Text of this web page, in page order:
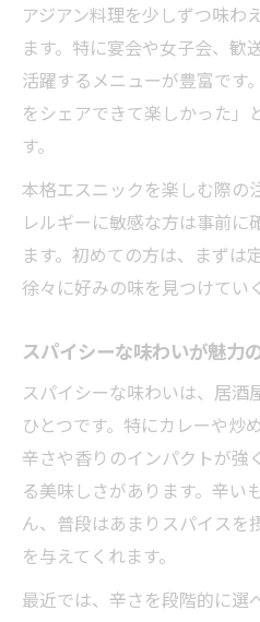
アジアン料理を少しずつ味わ
ます。特に宴会や女子会、歓
活躍するメニューが豊富です
をシェアできて楽しかった」
す。
本格エスニックを楽しむ際の
レルギーに敏感な方は事前に
ます。初めての方は、まずは
徐々に好みの味を見つけてい
スパイシーな味わいが魅力
スパイシーな味わいは、居酒
ひとつです。特にカレーや炒
辛さや香りのインパクトが強
る美味しさがあります。辛い
ん、普段はあまりスパイスを
を与えてくれます。
最近では、辛さを段階的に選